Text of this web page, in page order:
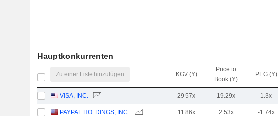
Hauptkonkurrenten
Zu einer Liste hinzufügen KGV (Y)
Price to
Book (Y)
PEG (Y)
VISA, INC. 29.57x 19.29x 1.3x
PAYPAL HOLDINGS, INC. 11.86x 2.53x -1.74x